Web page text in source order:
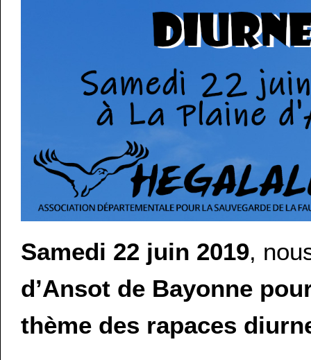
Samedi 22 juin 2019,
d’Ansot de Bayonne
thème des rapaces